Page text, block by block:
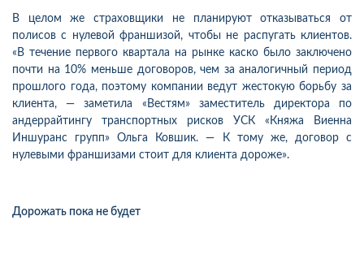
В целом же страховщики не планируют отказываться от
полисов с нулевой франшизой, чтобы не распугать клиентов.
«В течение первого квартала на рынке каско было заключено
почти на 10% меньше договоров, чем за аналогичный период
прошлого года, поэтому компании ведут жестокую борьбу за
клиента, — заметила «Вестям» заместитель директора по
андеррайтингу транспортных рисков УСК «Княжа Виенна
Иншуранс групп» Ольга Ковшик. — К тому же, договор с
нулевыми франшизами стоит для клиента дороже».
Дорожать пока не будет